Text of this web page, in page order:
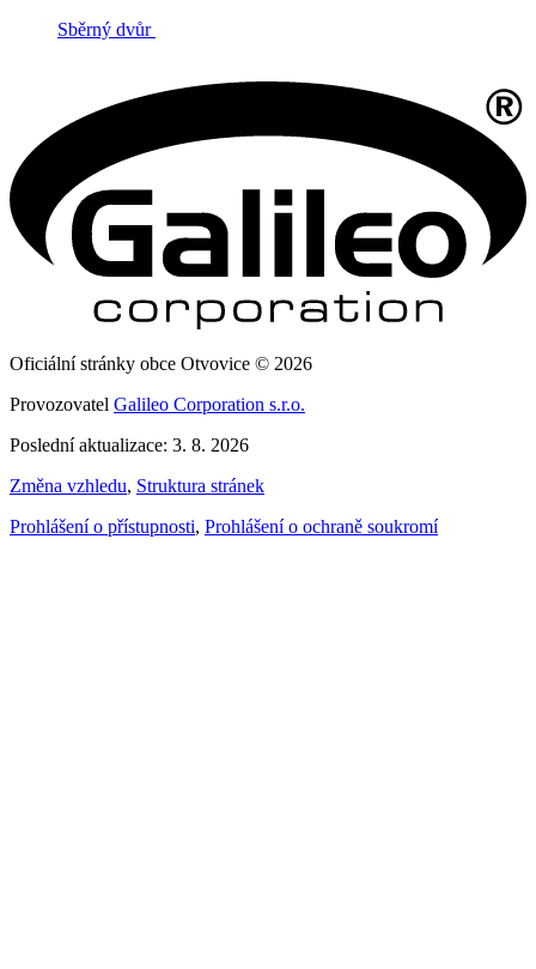
Sběrný dvůr
Oficiální stránky obce Otvovice © 2026
Provozovatel Galileo Corporation s.r.o.
Poslední aktualizace: 3. 8. 2026
Změna vzhledu, Struktura stránek
Prohlášení o přístupnosti, Prohlášení o ochraně soukromí